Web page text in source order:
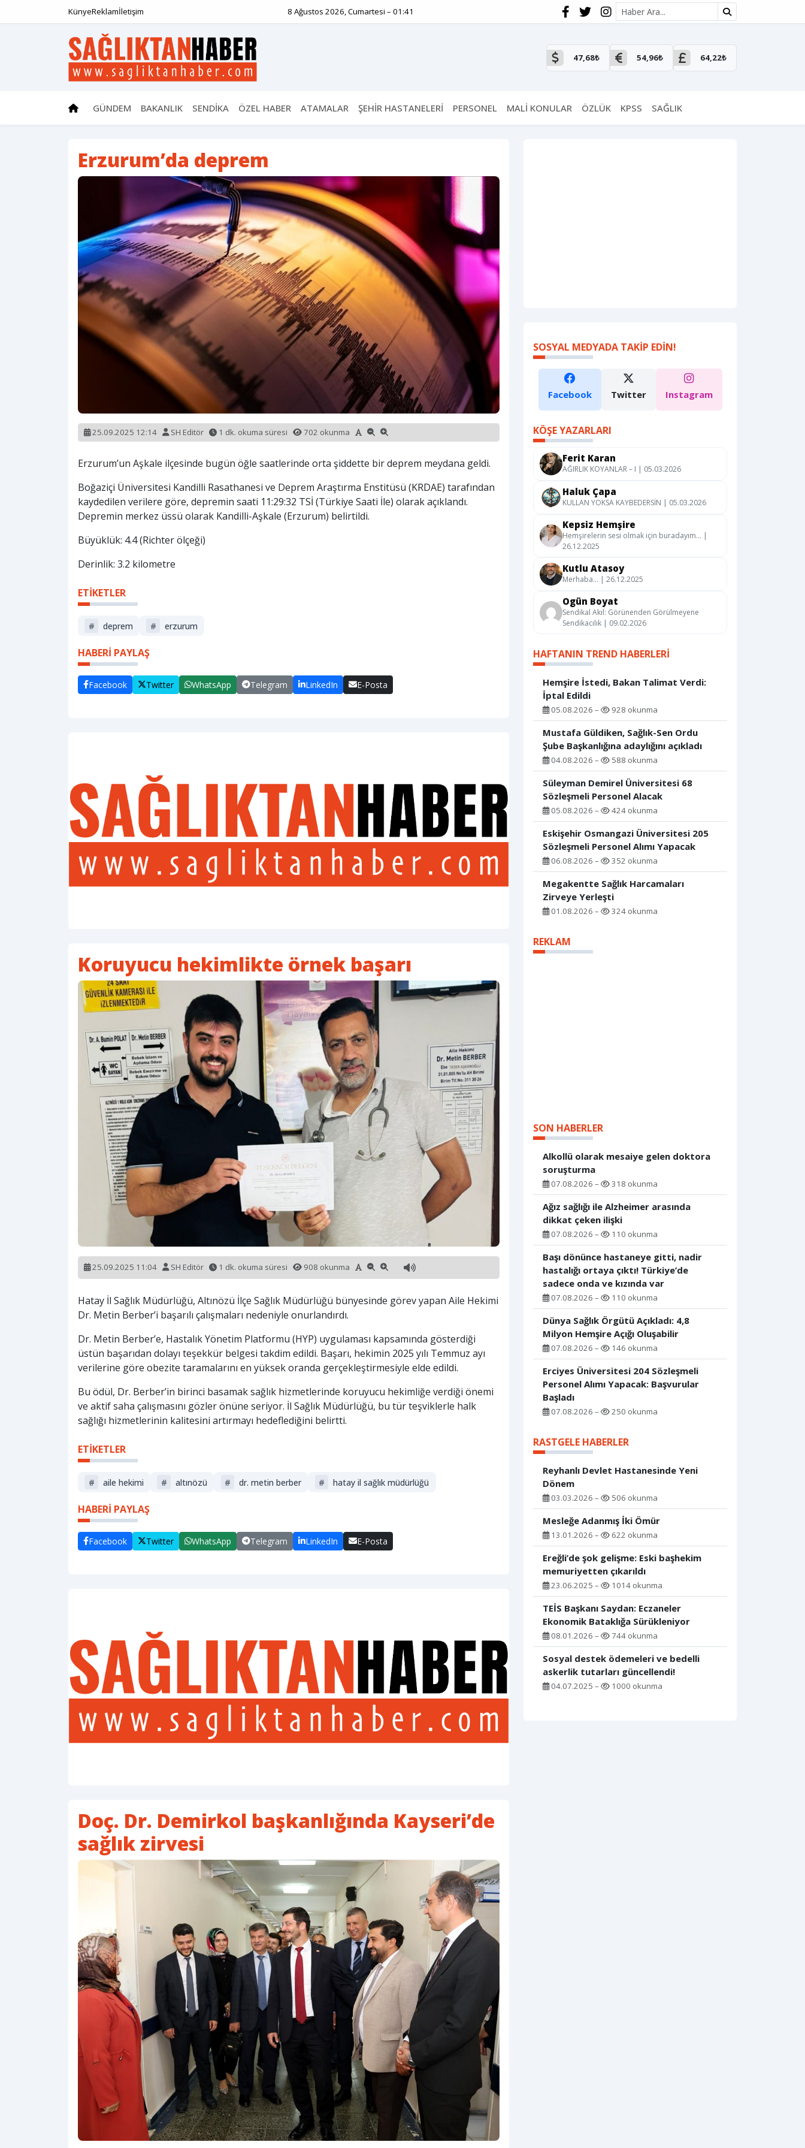
KünyeReklamİletişim 8 Ağustos 2026, Cumartesi – 01:41 Site içi arama
47,68₺ 54,96₺ 64,22₺
GÜNDEM BAKANLIK SENDİKA ÖZEL HABER ATAMALAR ŞEHİR HASTANELERİ PERSONEL MALİ KONULAR ÖZLÜK KPSS SAĞLIK
Erzurum’da deprem
25.09.2025 12:14 SH Editör 1 dk. okuma süresi 702 okunma
Erzurum’un Aşkale ilçesinde bugün öğle saatlerinde orta şiddette bir deprem meydana geldi.
Boğaziçi Üniversitesi Kandilli Rasathanesi ve Deprem Araştırma Enstitüsü (KRDAE) tarafından
kaydedilen verilere göre, depremin saati 11:29:32 TSİ (Türkiye Saati İle) olarak açıklandı.
Depremin merkez üssü olarak Kandilli-Aşkale (Erzurum) belirtildi.
Büyüklük: 4.4 (Richter ölçeği)
Derinlik: 3.2 kilometre
ETİKETLER
# deprem # erzurum
HABERİ PAYLAŞ
Facebook Twitter WhatsApp Telegram LinkedIn E-Posta
Koruyucu hekimlikte örnek başarı
25.09.2025 11:04 SH Editör 1 dk. okuma süresi 908 okunma
Hatay İl Sağlık Müdürlüğü, Altınözü İlçe Sağlık Müdürlüğü bünyesinde görev yapan Aile Hekimi
Dr. Metin Berber’i başarılı çalışmaları nedeniyle onurlandırdı.
Dr. Metin Berber’e, Hastalık Yönetim Platformu (HYP) uygulaması kapsamında gösterdiği
üstün başarıdan dolayı teşekkür belgesi takdim edildi. Başarı, hekimin 2025 yılı Temmuz ayı
verilerine göre obezite taramalarını en yüksek oranda gerçekleştirmesiyle elde edildi.
Bu ödül, Dr. Berber’in birinci basamak sağlık hizmetlerinde koruyucu hekimliğe verdiği önemi
ve aktif saha çalışmasını gözler önüne seriyor. İl Sağlık Müdürlüğü, bu tür teşviklerle halk
sağlığı hizmetlerinin kalitesini artırmayı hedeflediğini belirtti.
ETİKETLER
# aile hekimi # altınözü # dr. metin berber # hatay il sağlık müdürlüğü
HABERİ PAYLAŞ
Facebook Twitter WhatsApp Telegram LinkedIn E-Posta
Doç. Dr. Demirkol başkanlığında Kayseri’de
sağlık zirvesi
SOSYAL MEDYADA TAKIP EDIN!
Facebook Twitter Instagram
KÖŞE YAZARLARI
Ferit Karan
AĞIRLIK KOYANLAR – I | 05.03.2026
Haluk Çapa
KULLAN YOKSA KAYBEDERSİN | 05.03.2026
Kepsiz Hemşire
Hemşirelerin sesi olmak için buradayım… |
26.12.2025
Kutlu Atasoy
Merhaba… | 26.12.2025
Ogün Boyat
Sendikal Akıl: Görünenden Görülmeyene
Sendikacılık | 09.02.2026
HAFTANIN TREND HABERLERI
Hemşire İstedi, Bakan Talimat Verdi:
İptal Edildi
05.08.2026 – 928 okunma
Mustafa Güldiken, Sağlık-Sen Ordu
Şube Başkanlığına adaylığını açıkladı
04.08.2026 – 588 okunma
Süleyman Demirel Üniversitesi 68
Sözleşmeli Personel Alacak
05.08.2026 – 424 okunma
Eskişehir Osmangazi Üniversitesi 205
Sözleşmeli Personel Alımı Yapacak
06.08.2026 – 352 okunma
Megakentte Sağlık Harcamaları
Zirveye Yerleşti
01.08.2026 – 324 okunma
REKLAM
SON HABERLER
Alkollü olarak mesaiye gelen doktora
soruşturma
07.08.2026 – 318 okunma
Ağız sağlığı ile Alzheimer arasında
dikkat çeken ilişki
07.08.2026 – 110 okunma
Başı dönünce hastaneye gitti, nadir
hastalığı ortaya çıktı! Türkiye’de
sadece onda ve kızında var
07.08.2026 – 110 okunma
Dünya Sağlık Örgütü Açıkladı: 4,8
Milyon Hemşire Açığı Oluşabilir
07.08.2026 – 146 okunma
Erciyes Üniversitesi 204 Sözleşmeli
Personel Alımı Yapacak: Başvurular
Başladı
07.08.2026 – 250 okunma
RASTGELE HABERLER
Reyhanlı Devlet Hastanesinde Yeni
Dönem
03.03.2026 – 506 okunma
Mesleğe Adanmış İki Ömür
13.01.2026 – 622 okunma
Ereğli’de şok gelişme: Eski başhekim
memuriyetten çıkarıldı
23.06.2025 – 1014 okunma
TEİS Başkanı Saydan: Eczaneler
Ekonomik Bataklığa Sürükleniyor
08.01.2026 – 744 okunma
Sosyal destek ödemeleri ve bedelli
askerlik tutarları güncellendi!
04.07.2025 – 1000 okunma